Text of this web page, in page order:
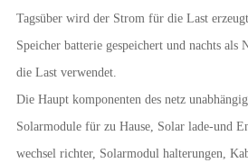
Tagsüber wird der Strom für die Last
Speicher batterie gespeichert und nachts
die Last verwendet.
Die Haupt komponenten des netz
Solarmodule für zu Hause, Solar lade-und
wechsel richter, Solarmodul halterungen,